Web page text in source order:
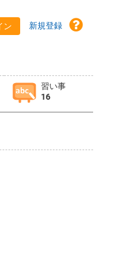
ン 新規登録
習い事
16